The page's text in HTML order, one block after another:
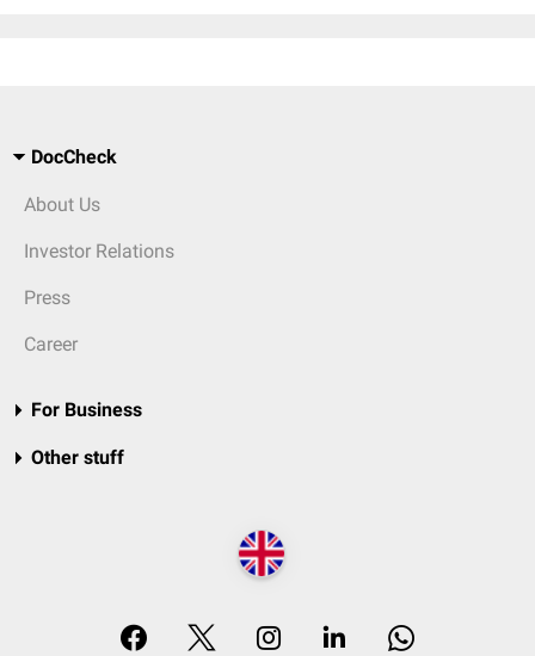
DocCheck
About Us
Investor Relations
Press
Career
For Business
Other stuff